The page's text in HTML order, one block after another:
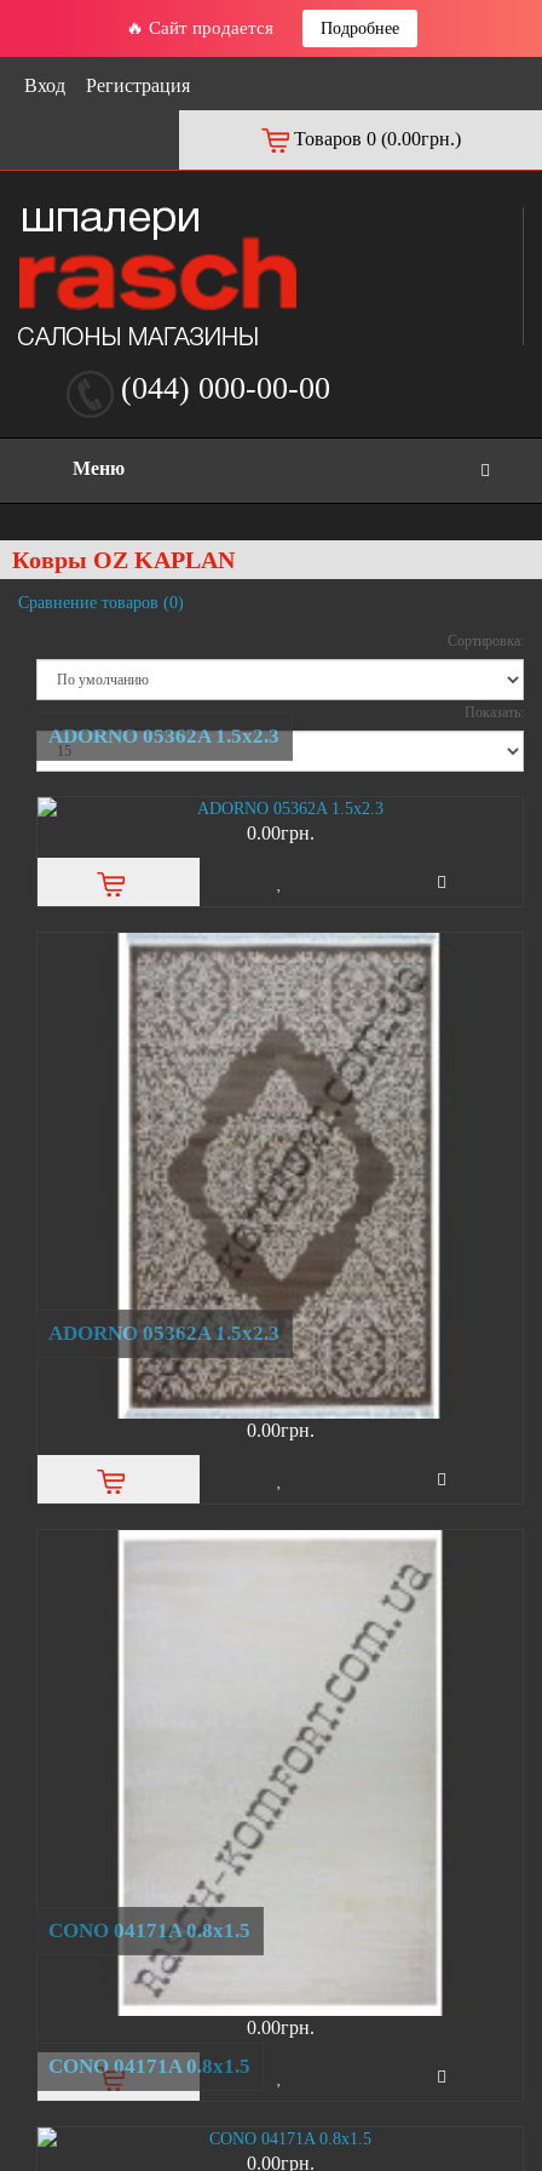
🔥 Сайт продается Подробнее
Вход Регистрация
Товаров 0 (0.00грн.)
(044) 000-00-00
Меню
Ковры OZ KAPLAN
Сравнение товаров (0)
Сортировка:
Показать:
ADORNO 05362A 1.5х2.3
0.00грн.
ADORNO 05362A 1.5х2.3
0.00грн.
CONO 04171A 0.8x1.5
0.00грн.
CONO 04171A 0.8x1.5
0.00грн.